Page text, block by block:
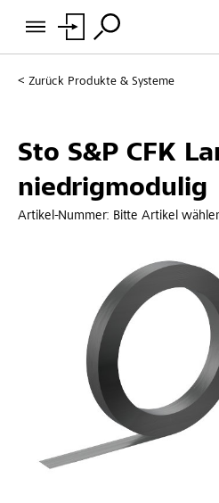
Zurück Produkte & Systeme
Sto S&P CFK
niedrigmodulig
Artikel-Nummer: Bitte Artikel